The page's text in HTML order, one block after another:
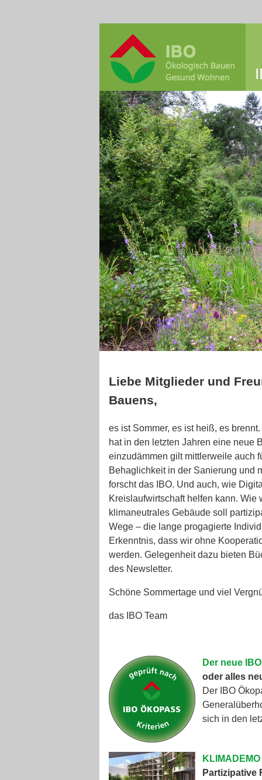
Liebe Mitglieder und
Bauens,
es ist Sommer, es ist heiß, es
hat in den letzten Jahren eine neue
einzudämmen gilt mittlerweile auch
Behaglichkeit in der Sanierung und
forscht das IBO. Und auch, wie
Kreislaufwirtschaft helfen kann.
klimaneutrales Gebäude soll
Wege – die lange progagierte
Erkenntnis, dass wir ohne
werden. Gelegenheit dazu bieten
des Newsletter.
Schöne Sommertage und viel
das IBO Team
Der neue
oder alles
Der IBO
sich in den
Partizipative